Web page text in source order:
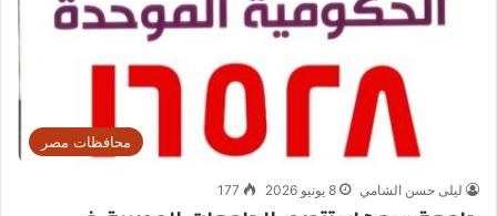
محافظات مصر
ليلى حسن الشامي 8 يونيو 2026 177